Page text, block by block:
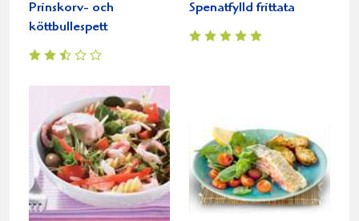
Prinskorv- och
köttbullespett
Spenatfylld frittata